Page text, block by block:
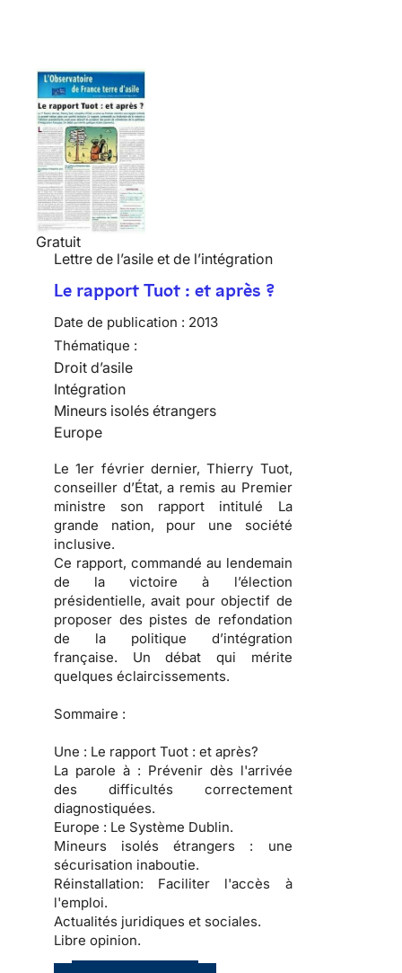
Gratuit
Lettre de l’asile et de l’intégration
Le rapport Tuot : et après ?
Date de publication : 2013
Thématique :
Droit d’asile
Intégration
Mineurs isolés étrangers
Europe
Le 1er février dernier, Thierry Tuot,
conseiller d’État, a remis au Premier
ministre son rapport intitulé La
grande nation, pour une société
inclusive.
Ce rapport, commandé au lendemain
de la victoire à l’élection
présidentielle, avait pour objectif de
proposer des pistes de refondation
de la politique d’intégration
française. Un débat qui mérite
quelques éclaircissements.
Sommaire :
Une : Le rapport Tuot : et après?
La parole à : Prévenir dès l'arrivée
des difficultés correctement
diagnostiquées.
Europe : Le Système Dublin.
Mineurs isolés étrangers : une
sécurisation inaboutie.
Réinstallation: Faciliter l'accès à
l'emploi.
Actualités juridiques et sociales.
Libre opinion.